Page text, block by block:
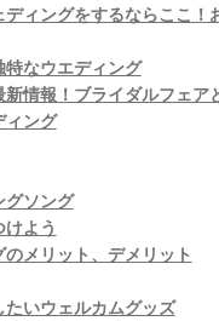
ィングをするならここ！
なウエディング
情報！ブライダルフェア
ィング
グソング
よう
メリット、デメリット
いウェルカムグッズ